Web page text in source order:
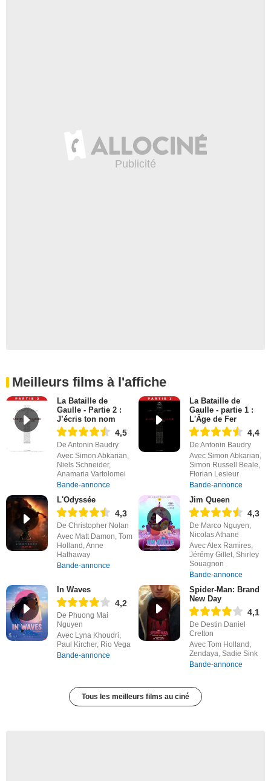
Meilleurs films à l'affiche
La Bataille de
Gaulle - Partie 2 :
J’écris ton nom
4,5
De Antonin Baudry
Avec Simon Abkarian,
Niels Schneider,
Anamaria Vartolomei
Bande-annonce
La Bataille de
Gaulle - partie 1 :
L'Âge de Fer
4,4
De Antonin Baudry
Avec Simon Abkarian,
Simon Russell Beale,
Florian Lesieur
Bande-annonce
L'Odyssée
4,3
De Christopher Nolan
Avec Matt Damon, Tom
Holland, Anne
Hathaway
Bande-annonce
Jim Queen
4,3
De Marco Nguyen,
Nicolas Athane
Avec Alex Ramires,
Jérémy Gillet, Shirley
Souagnon
Bande-annonce
In Waves
4,2
De Phuong Mai
Nguyen
Avec Lyna Khoudri,
Paul Kircher, Rio Vega
Bande-annonce
Spider-Man: Brand
New Day
4,1
De Destin Daniel
Cretton
Avec Tom Holland,
Zendaya, Sadie Sink
Bande-annonce
Tous les meilleurs films au ciné